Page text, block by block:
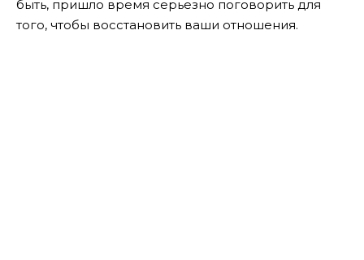
быть, пришло время серьезно поговорить для
того, чтобы восстановить ваши отношения.